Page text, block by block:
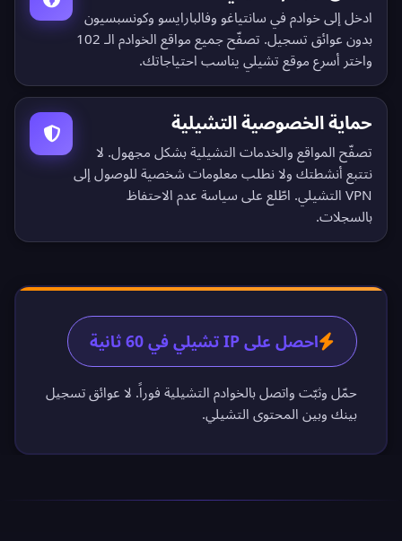
ادخل إلى خوادم في سانتياغو وفالبارايسو وكونسبسيون
بدون عوائق تسجيل. تصفّح جميع مواقع الخوادم الـ 102
واختر أسرع موقع تشيلي يناسب احتياجاتك.
حماية الخصوصية التشيلية
تصفّح المواقع والخدمات التشيلية بشكل مجهول. لا
نتتبع أنشطتك ولا نطلب معلومات شخصية للوصول إلى
VPN التشيلي. اطّلع على
سياسة عدم الاحتفاظ
بالسجلات.
احصل على IP تشيلي في 60 ثانية
حمّل وثبّت واتصل بالخوادم التشيلية فوراً. لا عوائق تسجيل
بينك وبين المحتوى التشيلي.